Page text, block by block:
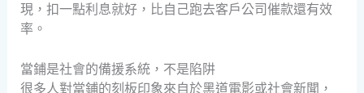
現，扣一點利息就好，比自己跑去客戶公司催款還有效
率。
當鋪是社會的備援系統，不是陷阱
很多人對當鋪的刻板印象來自於黑道電影或社會新聞，